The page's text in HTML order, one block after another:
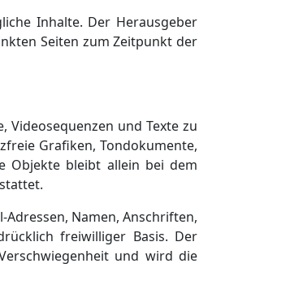
Inhalte. Der Herausgeber
Seiten zum Zeitpunkt der
und Texte zu
Grafiken, Tondokumente,
Objekte bleibt allein bei dem
Namen, Anschriften,
freiwilliger Basis. Der
und wird die